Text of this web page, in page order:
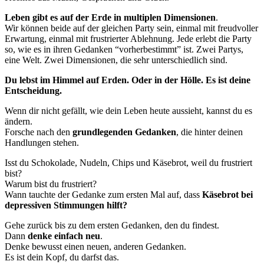
Leben gibt es auf der Erde in multiplen Dimensionen.
Wir können beide auf der gleichen Party sein, einmal mit freudvoller
Erwartung, einmal mit frustrierter Ablehnung. Jede erlebt die Party
so, wie es in ihren Gedanken “vorherbestimmt” ist. Zwei Partys,
eine Welt. Zwei Dimensionen, die sehr unterschiedlich sind.
Du lebst im Himmel auf Erden. Oder in der Hölle. Es ist deine
Entscheidung.
Wenn dir nicht gefällt, wie dein Leben heute aussieht, kannst du es
ändern.
Forsche nach den grundlegenden Gedanken, die hinter deinen
Handlungen stehen.
Isst du Schokolade, Nudeln, Chips und Käsebrot, weil du frustriert
bist?
Warum bist du frustriert?
Wann tauchte der Gedanke zum ersten Mal auf, dass Käsebrot bei
depressiven Stimmungen hilft?
Gehe zurück bis zu dem ersten Gedanken, den du findest.
Dann denke einfach neu.
Denke bewusst einen neuen, anderen Gedanken.
Es ist dein Kopf, du darfst das.